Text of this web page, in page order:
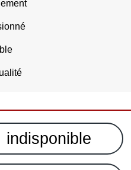
indisponible